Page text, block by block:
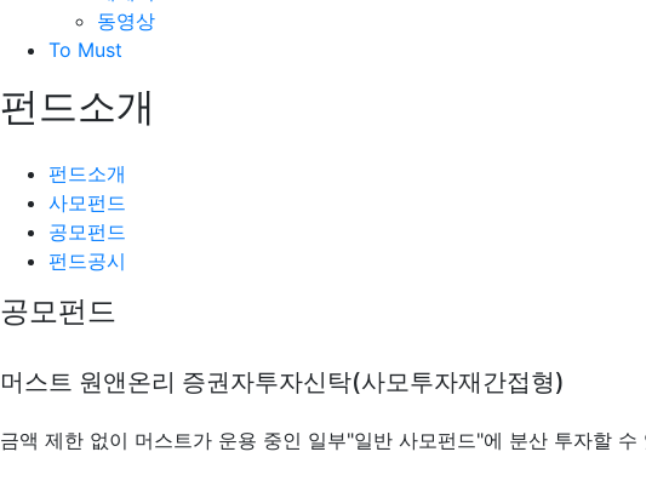
동영상
To Must
펀드소개
펀드소개
사모펀드
공모펀드
펀드공시
공모펀드
머스트 원앤온리 증권자투자신탁(사모투자재간접형)
금액 제한 없이 머스트가 운용 중인 일부"일반 사모펀드"에 분산 투자할